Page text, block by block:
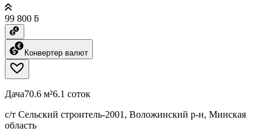
99 800 ƃ
Конвертер валют
Дача70.6 м²6.1 соток
с/т Сельский строитель-2001, Воложинский р-н, Минская
область